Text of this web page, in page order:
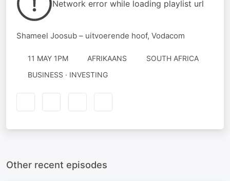
Network error while loading playlist url
Shameel Joosub – uitvoerende hoof, Vodacom
11 MAY 1PM AFRIKAANS
SOUTH AFRICA
BUSINESS · INVESTING
Other recent episodes